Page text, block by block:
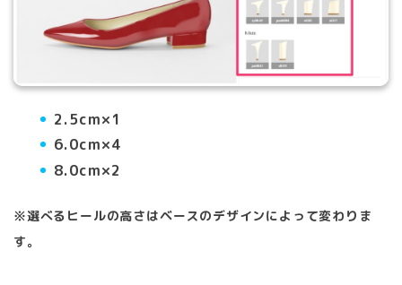
2.5cm×1
6.0cm×4
8.0cm×2
※選べるヒールの高さはベースのデザインによって変わりま
す。